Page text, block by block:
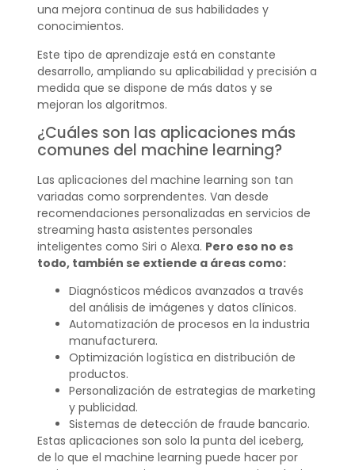
una mejora continua de sus habilidades y
conocimientos.
Este tipo de aprendizaje está en constante
desarrollo, ampliando su aplicabilidad y precisión a
medida que se dispone de más datos y se
mejoran los algoritmos.
¿Cuáles son las aplicaciones más
comunes del machine learning?
Las aplicaciones del machine learning son tan
variadas como sorprendentes. Van desde
recomendaciones personalizadas en servicios de
streaming hasta asistentes personales
inteligentes como Siri o Alexa. Pero eso no es
todo, también se extiende a áreas como:
Diagnósticos médicos avanzados a través
del análisis de imágenes y datos clínicos.
Automatización de procesos en la industria
manufacturera.
Optimización logística en distribución de
productos.
Personalización de estrategias de marketing
y publicidad.
Sistemas de detección de fraude bancario.
Estas aplicaciones son solo la punta del iceberg,
de lo que el machine learning puede hacer por